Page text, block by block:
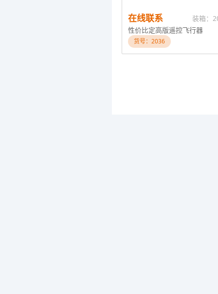
在线联系
装箱：
性价比定高版遥控飞行器
货号：2036